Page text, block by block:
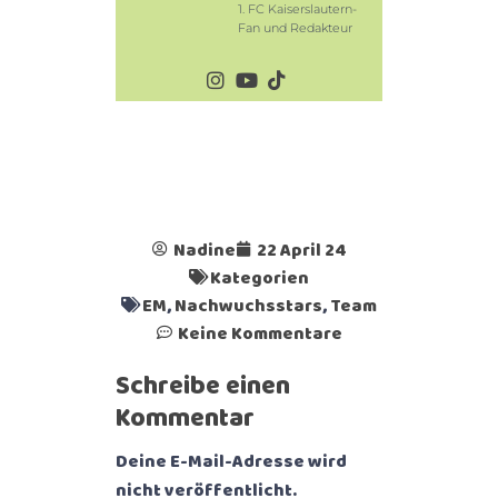
1. FC Kaiserslautern-
Fan und Redakteur
Nadine
22 April 24
Kategorien
EM,Nachwuchsstars,Team
Keine Kommentare
Schreibe einen
Kommentar
Deine E-Mail-Adresse wird
nicht veröffentlicht.